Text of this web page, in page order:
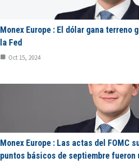
Monex Europe : El dólar gana terreno
la Fed
Oct 15, 2024
Monex Europe : Las actas del FOMC
puntos básicos de septiembre fueron